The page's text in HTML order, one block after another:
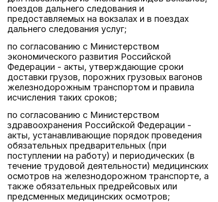
поездов дальнего следования и
предоставляемых на вокзалах и в поездах
дальнего следования услуг;
по согласованию с Министерством
экономического развития Российской
Федерации - акты, утверждающие сроки
доставки грузов, порожних грузовых вагонов
железнодорожным транспортом и правила
исчисления таких сроков;
по согласованию с Министерством
здравоохранения Российской Федерации -
акты, устанавливающие порядок проведения
обязательных предварительных (при
поступлении на работу) и периодических (в
течение трудовой деятельности) медицинских
осмотров на железнодорожном транспорте, а
также обязательных предрейсовых или
предсменных медицинских осмотров;